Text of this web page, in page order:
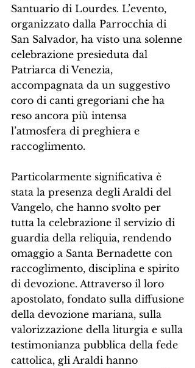
Santuario di Lourdes. L’evento,
organizzato dalla Parrocchia di
San Salvador, ha visto una solenne
celebrazione presieduta dal
Patriarca di Venezia,
accompagnata da un suggestivo
coro di canti gregoriani che ha
reso ancora più intensa
l’atmosfera di preghiera e
raccoglimento.
Particolarmente significativa è
stata la presenza degli Araldi del
Vangelo, che hanno svolto per
tutta la celebrazione il servizio di
guardia della reliquia, rendendo
omaggio a Santa Bernadette con
raccoglimento, disciplina e spirito
di devozione. Attraverso il loro
apostolato, fondato sulla diffusione
della devozione mariana, sulla
valorizzazione della liturgia e sulla
testimonianza pubblica della fede
cattolica, gli Araldi hanno